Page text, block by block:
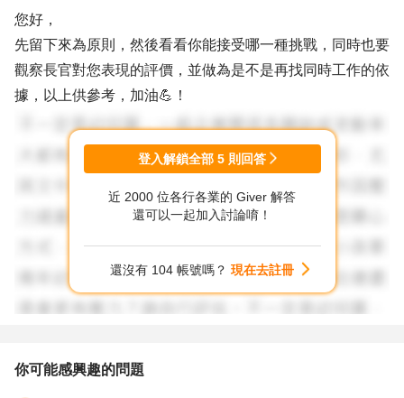
您好，
先留下來為原則，然後看看你能接受哪一種挑戰，同時也要
觀察長官對您表現的評價，並做為是不是再找同時工作的依
據，以上供參考，加油💪！
登入解鎖全部 5 則回答
近 2000 位各行各業的 Giver 解答
還可以一起加入討論唷！
還沒有 104 帳號嗎？ 現在去註冊
你可能感興趣的問題